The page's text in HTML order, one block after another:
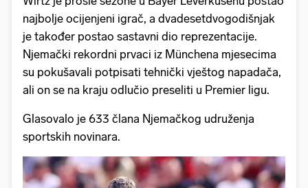
najbolje ocijenjeni igrač, a dvadesetdvogodišnjak
je također postao sastavni dio reprezentacije.
Njemački rekordni prvaci iz Münchena mjesecima
su pokušavali potpisati tehnički vještog napadača,
ali on se na kraju odlučio preseliti u Premier ligu.
Glasovalo je 633 člana Njemačkog udruženja
sportskih novinara.